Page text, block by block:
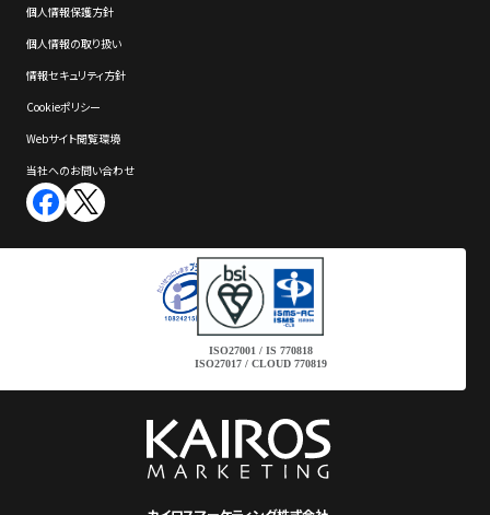
ISO27001 / IS 770818
ISO27017 / CLOUD 770819
個⼈情報保護⽅針
個⼈情報の取り扱い
情報セキュリティ⽅針
Cookieポリシー
Webサイト閲覧環境
当社へのお問い合わせ